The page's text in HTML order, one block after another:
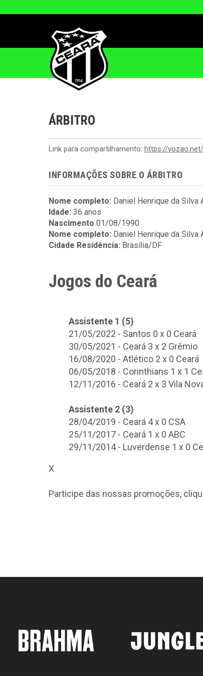
ÁRBITRO
Link para compartilhamento: https://
INFORMAÇÕES SOBRE O ÁRBITRO
Nome completo: Daniel Henrique da Silva
Idade: 36 anos
Nascimento 01/08/1990
Nome completo: Daniel Henrique da Silva
Cidade Residência: Brasília/DF
Jogos do Ceará
Assistente 1 (5)
21/05/2022 - Santos 0 x 0 Ceará
30/05/2021 - Ceará 3 x 2 Grêmio
16/08/2020 - Atlético 2 x 0 Ceará
06/05/2018 - Corinthians 1 x 1
12/11/2016 - Ceará 2 x 3 Vila
Assistente 2 (3)
28/04/2019 - Ceará 4 x 0 CSA
25/11/2017 - Ceará 1 x 0 ABC
29/11/2014 - Luverdense 1 x 0
X
Participe das nossas promoções,